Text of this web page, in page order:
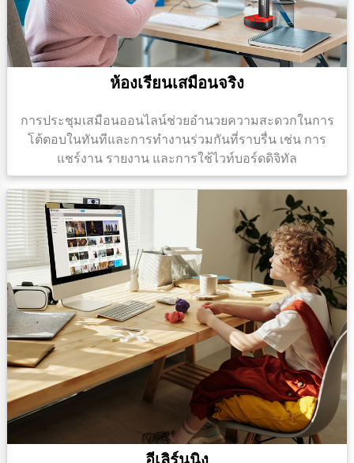
ห้องเรียนเสมือนจริง
การประชุมเสมือนออนไลน์ช่วยอํานวยความสะดวกในการ
โต้ตอบในทันทีและการทํางานร่วมกันที่ราบรื่น เช่น การ
แชร์งาน รายงาน และการใช้ไวท์บอร์ดดิจิทัล